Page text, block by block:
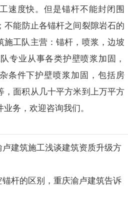
速度快。但是锚杆不能封闭围
不能防止各锚杆之间裂隙岩石的
施工队主营：锚杆，喷浆，边坡
专业从事各类护壁喷浆加固，
条件下护壁喷浆加固，包括房
，面积从几十平方米到上万平方
务，欢迎咨询我们。
卢建筑施工浅谈建筑资质升级方
杆的区别，重庆渝卢建筑告诉